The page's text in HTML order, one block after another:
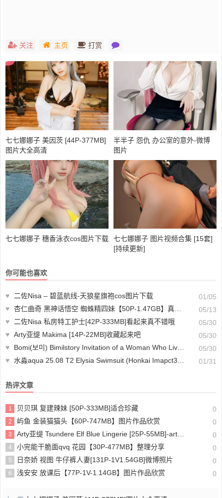
关注 主页 打赏
七七娜娜子 美因茨 [44P-377MB]
图片大全高清
半半子 怨仇 办公室的意外-微博
图片
七七娜娜子 穗香泳衣cos图片下载
七七娜娜子 图片视频合集 [15套]
[持续更新]
你可能也喜欢
♥ 二佐Nisa – 碧蓝航线-天狼星旗袍cos图片下载
01/05
♥ 杏仁曲奇 黑神话悟空 蜘蛛精四妹【50P-1.47GB】真的是yyds！
05/13
♥ 二佐Nisa 私房特工护士[42P-333MB]看起来真不错哦
05/30
♥ Arty亚缇 Makima [14P-22MB]收藏起来吧
05/30
♥
Bomi(보미) Bimilstory Invitation of a Woman Who Lives Alone[87P-2V4.12GB]图片大全高清
05/30
♥ 水淼aqua 25.08 T2 Elysia Swimsuit (Honkai Imapct3)视图欣赏 01/31
热评文章
1 贝贝琪 复建辣妹 [50P-333MB]适合珍藏 0
2 屿鱼 金装猫猫头【60P-747MB】图片作品欣赏 0
3 Arty亚缇 Tsundere Elf Blue Lingerie [25P-55MB]-arty亚缇在哪里发布作品下载 0
4 小完能干脆面qvq 花园【30P-477MB】整理分享 0
5 日奈娇 视图 牛仔裤人妻[131P-1V1.54GB]微博照片 0
6 浅安安 放课后【77P-1V-1.14GB】图片作品欣赏 0